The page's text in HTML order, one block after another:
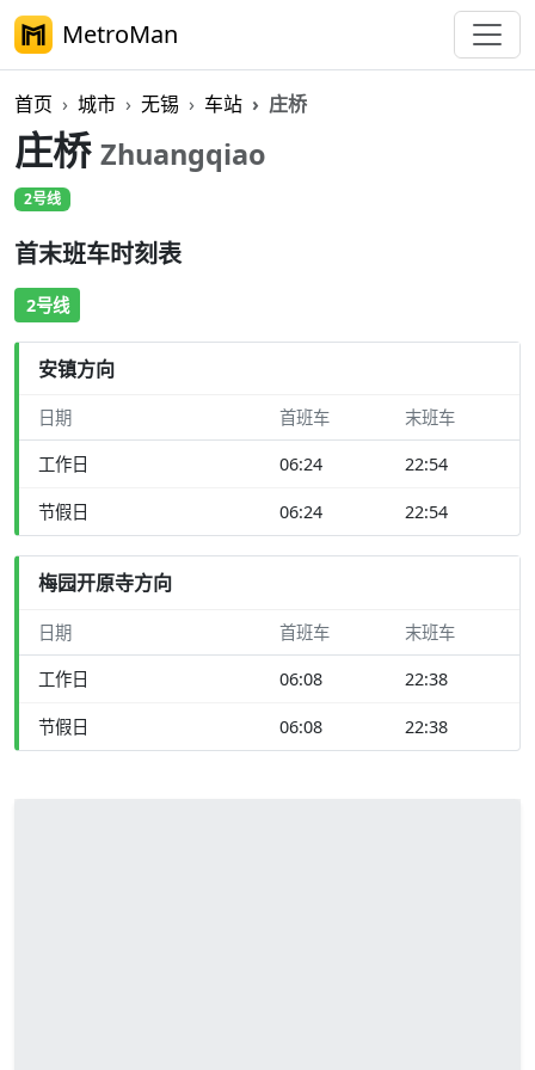
MetroMan
首页 城市 无锡 车站 庄桥
庄桥 Zhuangqiao
2号线
首末班车时刻表
2号线
安镇方向
日期 首班车 末班车
工作日 06:24 22:54
节假日 06:24 22:54
梅园开原寺方向
日期 首班车 末班车
工作日 06:08 22:38
节假日 06:08 22:38